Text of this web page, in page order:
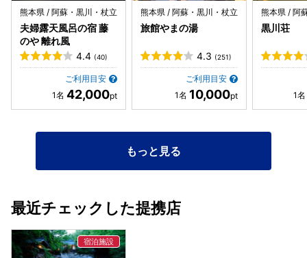
熊本県 / 阿蘇・黒川・杖立
夫婦露天風呂の宿 藤
のや 離れ風
4.4 (40)
ご利用目安
42,000
熊本県 / 阿蘇・黒川・杖立
旅館やまの湯
4.3 (251)
ご利用目安
10,000
熊本県 / 阿
黒川荘
もっと見る
最近チェックした提携店